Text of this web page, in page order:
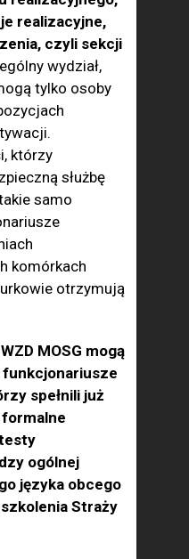
realizacyjne,
czyli sekcji
wydział,
tylko osoby
którzy
służbę
samo
komórkach
otrzymują
MOSG mogą
funkcjonariusze
spełnili już
ogólnej
języka obcego
Straży